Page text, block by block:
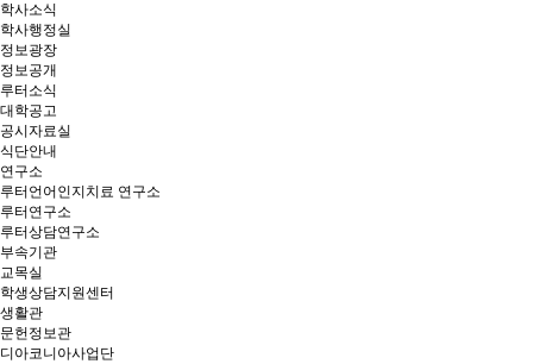
학사소식
학사행정실
정보광장
정보공개
루터소식
대학공고
공시자료실
식단안내
연구소
루터언어인지치료 연구소
루터연구소
루터상담연구소
부속기관
교목실
학생상담지원센터
생활관
문헌정보관
디아코니아사업단